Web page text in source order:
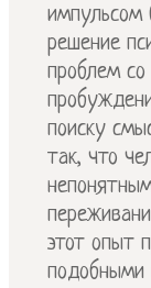
импульсом
решение
проблем
поиску
так, что
этот опыт
подобными